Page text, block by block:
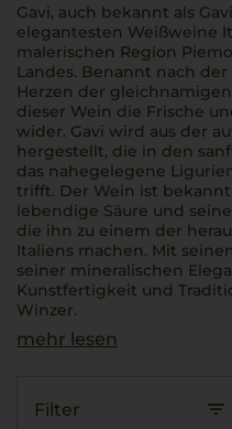
Gavi, auch bekannt als
elegantesten Weißweine
malerischen Region
Landes. Benannt nach
Herzen der
dieser Wein die Frische
wider. Gavi wird aus der
hergestellt, die in den
das nahegelegene
trifft. Der Wein ist
lebendige Säure und
die ihn zu einem der
Italiens machen. Mit
seiner mineralischen
Kunstfertigkeit und
Winzer.
mehr lesen
Filter